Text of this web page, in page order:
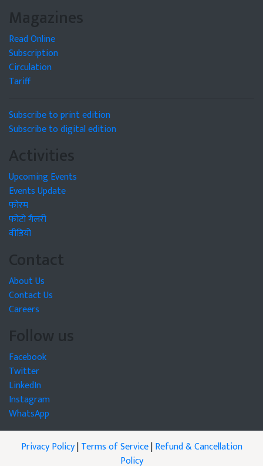
Magazines
Read Online
Subscription
Circulation
Tariff
Subscribe to print edition
Subscribe to digital edition
Activities
Upcoming Events
Events Update
फोरम
फोटो गैलरी
वीडियो
Contact
About Us
Contact Us
Careers
Follow us
Facebook
Twitter
LinkedIn
Instagram
WhatsApp
Privacy Policy|Terms of Service|Refund & Cancellation
Policy